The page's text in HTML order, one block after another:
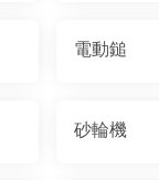
電動鎚
砂輪機